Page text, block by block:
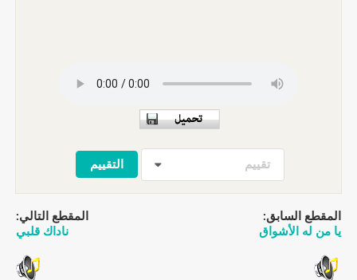
تقييم
المقطع السابق:
يا من له الأشواق
المقطع التالي:
ناداك قلبي